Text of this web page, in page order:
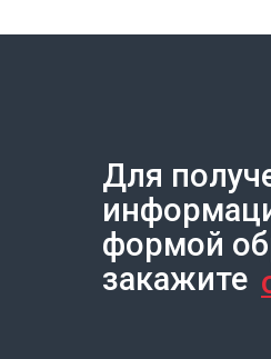
Для
формой
закажите